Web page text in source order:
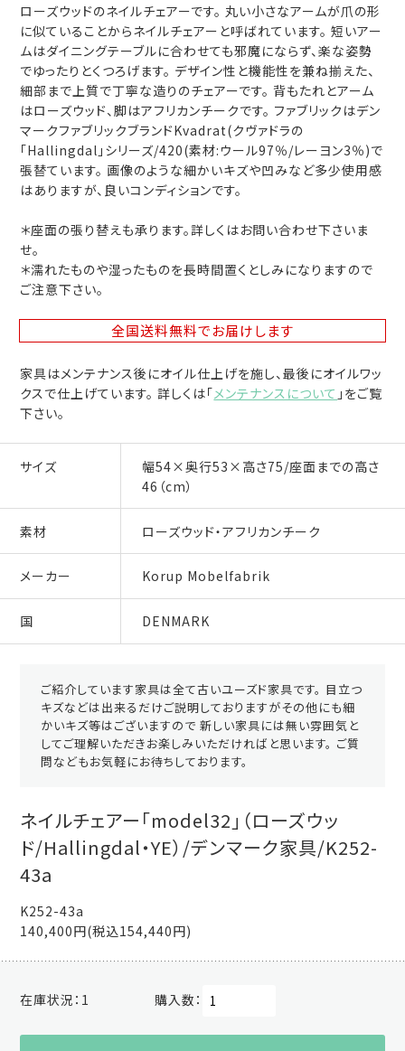
ローズウッドのネイルチェアーです。 丸い小さなアームが爪の形
に似ていることからネイルチェアーと呼ばれています。 短いアー
ムはダイニングテーブルに合わせても邪魔にならず、楽な姿勢
でゆったりとくつろげます。 デザイン性と機能性を兼ね揃えた、
細部まで上質で丁寧な造りのチェアーです。 背もたれとアーム
はローズウッド、脚はアフリカンチークです。 ファブリックはデン
マークファブリックブランドKvadrat(クヴァドラの
「Hallingdal」シリーズ/420(素材:ウール97％/レーヨン3％)で
張替ています。 画像のような細かいキズや凹みなど多少使用感
はありますが、良いコンディションです。
＊座面の張り替えも承ります。詳しくはお問い合わせ下さいま
せ。
＊濡れたものや湿ったものを長時間置くとしみになりますので
ご注意下さい。
全国送料無料でお届けします
家具はメンテナンス後にオイル仕上げを施し、最後にオイルワッ
クスで仕上げています。 詳しくは「メンテナンスについて 」をご覧
下さい。
サイズ
幅54×奥行53×高さ75/座面までの高さ
46（cm）
素材 ローズウッド・アフリカンチーク
メーカー Korup Mobelfabrik
国 DENMARK
ご紹介しています家具は全て古いユーズド家具です。 目立つ
キズなどは出来るだけご説明しておりますがその他にも細
かいキズ等はございますので 新しい家具には無い雰囲気と
してご理解いただきお楽しみいただければと思います。 ご質
問などもお気軽にお待ちしております。
ネイルチェアー「model32」（ローズウッ
ド/Hallingdal・YE）/デンマーク家具/K252-
43a
K252-43a
140,400円(税込154,440円)
在庫状況： 1 購入数：